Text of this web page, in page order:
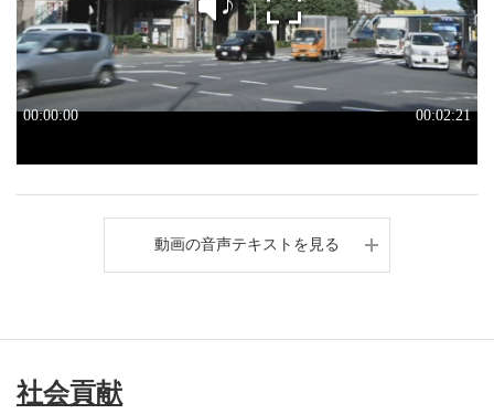
動画の音声テキストを見る
社会貢献